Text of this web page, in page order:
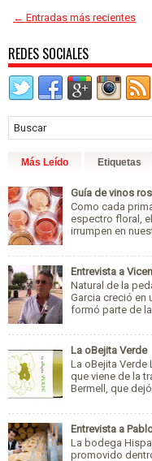
← Entradas más recientes
REDES SOCIALES
Más Leído Etiquetas
Guía de vinos
Como cada
espectro floral,
irrumpen en
Entrevista a
Natural de la
Garcia creció en
formó parte de
La oBejita Verde
La oBejita Verde
que viene de la
Bermell, que
Entrevista a
La bodega
promovido